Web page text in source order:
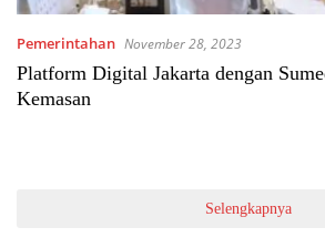
Pemerintahan November 28, 2023
Platform Digital Jakarta dengan
Kemasan
Selengkapnya